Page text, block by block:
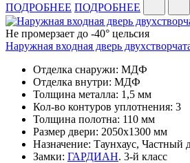
ПОДРОБНЕЕ ПОДРОБНЕЕ
Не промерзает до -40° цельсия
Наружная входная дверь
Отделка снаружи: МДФ
Отделка внутри: МДФ
Толщина металла: 1,5 мм
Кол-во контуров уплотнения: 3
Толщина полотна: 110 мм
Размер двери: 2050х1300 мм
Назначение: Таунхаус, Частный
Замки: ГАРДИАН. 3-й класс